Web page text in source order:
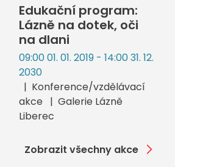
Edukační program:
Lázně na dotek, oči
na dlani
09:00 01. 01. 2019 - 14:00 31. 12.
2030
Konference/vzdělávací
akce
Galerie Lázně
Liberec
Zobrazit všechny akce